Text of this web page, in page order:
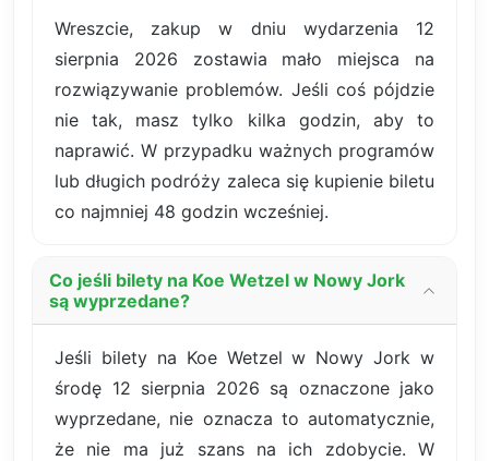
Wreszcie, zakup w dniu wydarzenia 12
sierpnia 2026 zostawia mało miejsca na
rozwiązywanie problemów. Jeśli coś pójdzie
nie tak, masz tylko kilka godzin, aby to
naprawić. W przypadku ważnych programów
lub długich podróży zaleca się kupienie biletu
co najmniej 48 godzin wcześniej.
Co jeśli bilety na Koe Wetzel w Nowy Jork
są wyprzedane?
Jeśli bilety na Koe Wetzel w Nowy Jork w
środę 12 sierpnia 2026 są oznaczone jako
wyprzedane, nie oznacza to automatycznie,
że nie ma już szans na ich zdobycie. W